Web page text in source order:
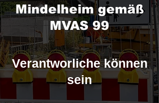
Mindelheim gemäß
MVAS 99
Verantworliche können
sein